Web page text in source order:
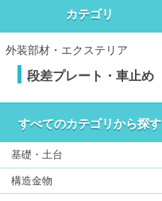
カテゴリ
外装部材・エクステリア
段差プレート・車止め
すべてのカテゴリから探す
基礎・土台
構造金物